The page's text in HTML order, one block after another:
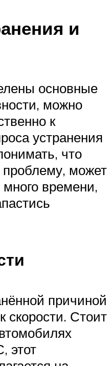
и
основные
можно
к
устранения
что
проблему, может
много времени,
причиной
скорости. Стоит
этот